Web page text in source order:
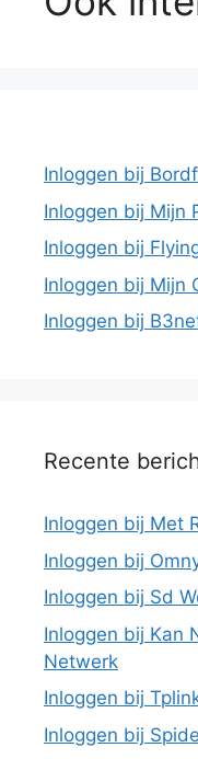
Inloggen bij
Inloggen bij Mijn
Inloggen bij
Inloggen bij Mijn
Inloggen bij
Recente
Inloggen bij Met
Inloggen bij
Inloggen bij Sd
Inloggen bij Kan
Netwerk
Inloggen bij
Inloggen bij